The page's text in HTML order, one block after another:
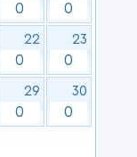
0 0
22
0
23
0
29
0
30
0